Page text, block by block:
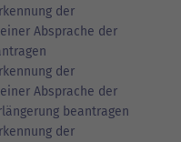
der
Absprache der
der
Absprache der
beantragen
der